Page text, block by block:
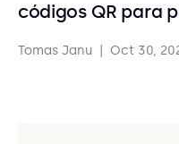
códigos QR para
Tomas Janu Oct 30,